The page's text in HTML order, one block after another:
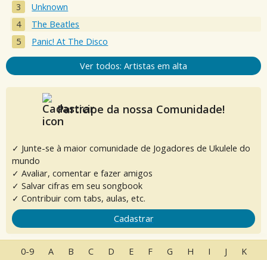
Unknown
The Beatles
Panic! At The Disco
Ver todos: Artistas em alta
Participe da nossa Comunidade!
✓ Junte-se à maior comunidade de Jogadores de Ukulele do
mundo
✓ Avaliar, comentar e fazer amigos
✓ Salvar cifras em seu songbook
✓ Contribuir com tabs, aulas, etc.
Cadastrar
0-9 A B C D E F G H I J K